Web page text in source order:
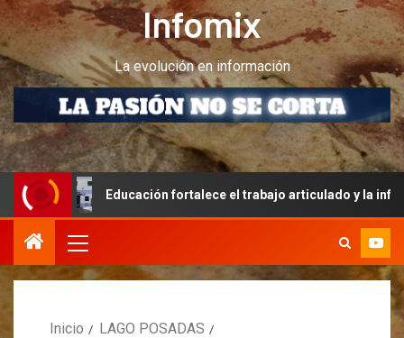
Infomix
La evolución en información
Educación fortalece el trabajo articulado y la infraestructura
Inicio
LAGO POSADAS